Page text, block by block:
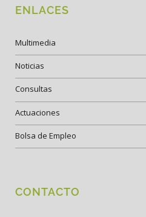
ENLACES
Multimedia
Noticias
Consultas
Actuaciones
Bolsa de Empleo
CONTACTO